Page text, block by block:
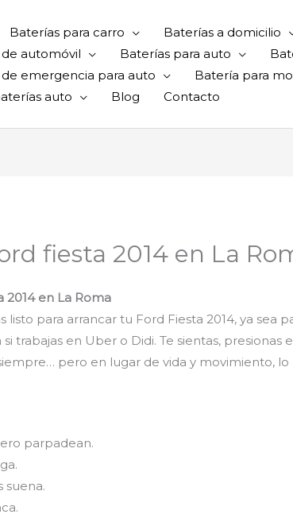
Baterías para carro Baterías a domicilio
automóvil
Baterías para auto
emergencia para auto
Batería para
auto
Blog Contacto
fiesta 2014 en La
2014 en La Roma
listo para arrancar tu Ford Fiesta 2014, ya
trabajas en Uber o Didi. Te sientas,
pero en lugar de vida y movimiento, lo
parpadean.
suena.